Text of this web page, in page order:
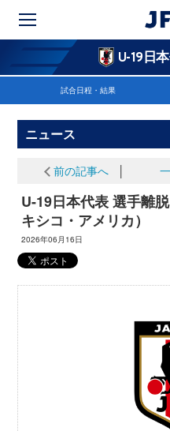
U-19日
試合日程・結果
ニュース
前の記事へ
U-19日本代表 選手離
キシコ・アメリカ）
2026年06月16日